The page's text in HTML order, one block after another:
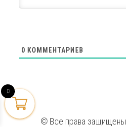
0 КОММЕНТАРИЕВ
0
© Все права защищены